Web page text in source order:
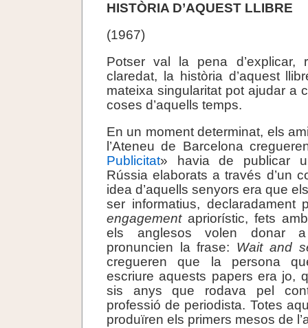
HISTÒRIA D’AQUEST LLIBRE
(1967)
Potser val la pena d’explicar,
claredat, la història d’aquest
mateixa singularitat pot ajudar a
coses d’aquells temps.
En un moment determinat, els
l’Ateneu de Barcelona
Publicitat» havia de publicar
Rússia elaborats a través d’un
idea d’aquells senyors era que
ser informatius, declaradament
engagementapriorístic, fets
els anglesos volen donar
pronuncien la frase: Wait and
cregueren que la persona
escriure aquests papers era jo,
sis anys que rodava pel
professió de periodista. Totes
produïren els primers mesos de